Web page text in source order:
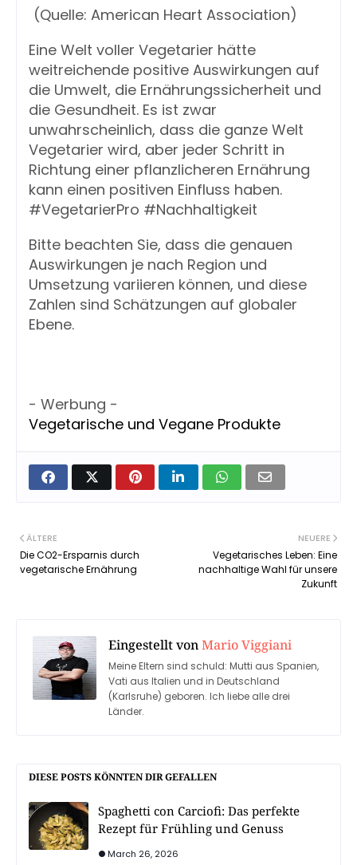
(Quelle: American Heart Association)
Eine Welt voller Vegetarier hätte
weitreichende positive Auswirkungen auf
die Umwelt, die Ernährungssicherheit und
die Gesundheit. Es ist zwar
unwahrscheinlich, dass die ganze Welt
Vegetarier wird, aber jeder Schritt in
Richtung einer pflanzlicheren Ernährung
kann einen positiven Einfluss haben.
#VegetarierPro #Nachhaltigkeit
Bitte beachten Sie, dass die genauen
Auswirkungen je nach Region und
Umsetzung variieren können, und diese
Zahlen sind Schätzungen auf globaler
Ebene.
- Werbung -
Vegetarische und Vegane Produkte
NEUERE
Vegetarisches Leben: Eine
nachhaltige Wahl für unsere
Zukunft
ÄLTERE
Die CO2-Ersparnis durch
vegetarische Ernährung
Eingestellt vonMario Viggiani
Meine Eltern sind schuld: Mutti aus Spanien,
Vati aus Italien und in Deutschland
(Karlsruhe) geboren. Ich liebe alle drei
Länder.
DIESE POSTS KÖNNTEN DIR GEFALLEN
Spaghetti con Carciofi: Das perfekte
Rezept für Frühling und Genuss
March 26, 2026